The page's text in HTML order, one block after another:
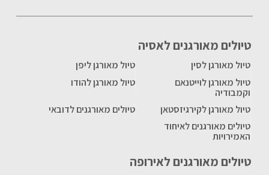
טיולים מאורגנים לאסיה
טיול מאורגן לסין
טיול מאורגן ליפן
טיול מאורגן לוייטנאם
וקמבודיה
טיול מאורגן להודו
טיול מאורגן לקירגיזסטאן
טיולים מאורגנים לדובאי
טיולים מאורגנים לאיחוד
האמירויות
טיולים מאורגנים לאירופה